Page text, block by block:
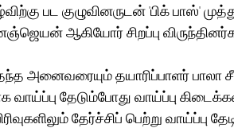
பட குழுவினருடன் 'பிக் பாஸ்'
ஆகியோர் சிறப்பு
அனைவரையும் தயாரிப்பாளர் பாலா
வாய்ப்பு தேடும்போது வாய்ப்பு
தேர்ச்சிப் பெற்று வாய்ப்பு